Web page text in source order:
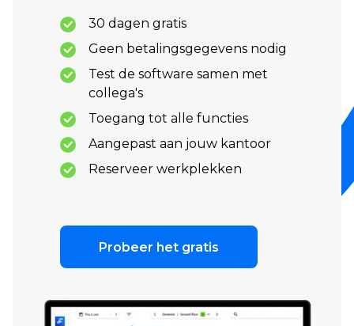
30 dagen gratis
Geen betalingsgegevens nodig
Test de software samen met
collega's
Toegang tot alle functies
Aangepast aan jouw kantoor
Reserveer werkplekken
Probeer het gratis